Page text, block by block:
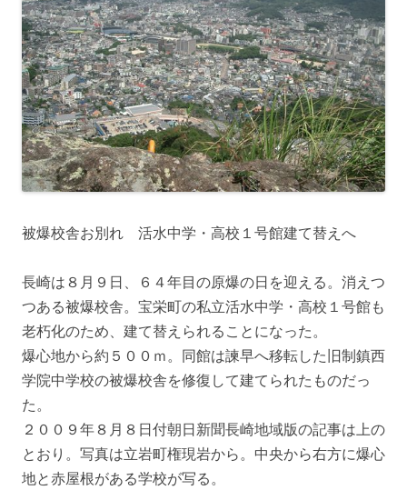
被爆校舎お別れ 活水中学・高校１号館建て替えへ
長崎は８月９日、６４年目の原爆の日を迎える。消えつ
つある被爆校舎。宝栄町の私立活水中学・高校１号館も
老朽化のため、建て替えられることになった。
爆心地から約５００ｍ。同館は諫早へ移転した旧制鎮西
学院中学校の被爆校舎を修復して建てられたものだっ
た。
２００９年８月８日付朝日新聞長崎地域版の記事は上の
とおり。写真は立岩町権現岩から。中央から右方に爆心
地と赤屋根がある学校が写る。